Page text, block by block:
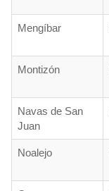
Mengíbar
Montizón
Navas de San
Juan
Noalejo